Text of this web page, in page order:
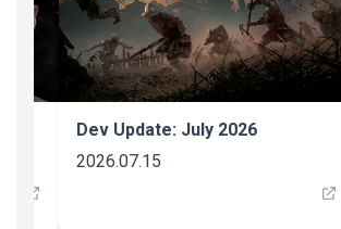
Dev Update: July 2026
2026.07.15